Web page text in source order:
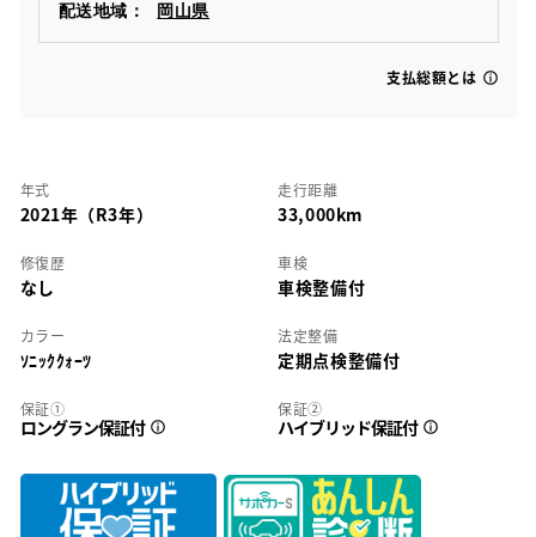
配送地域： 岡山県
支払総額とは
年式
2021年（R3年）
走行距離
33,000km
修復歴
なし
車検
車検整備付
カラー
ｿﾆｯｸｸｫｰﾂ
法定整備
定期点検整備付
保証①
ロングラン保証付
保証②
ハイブリッド保証付